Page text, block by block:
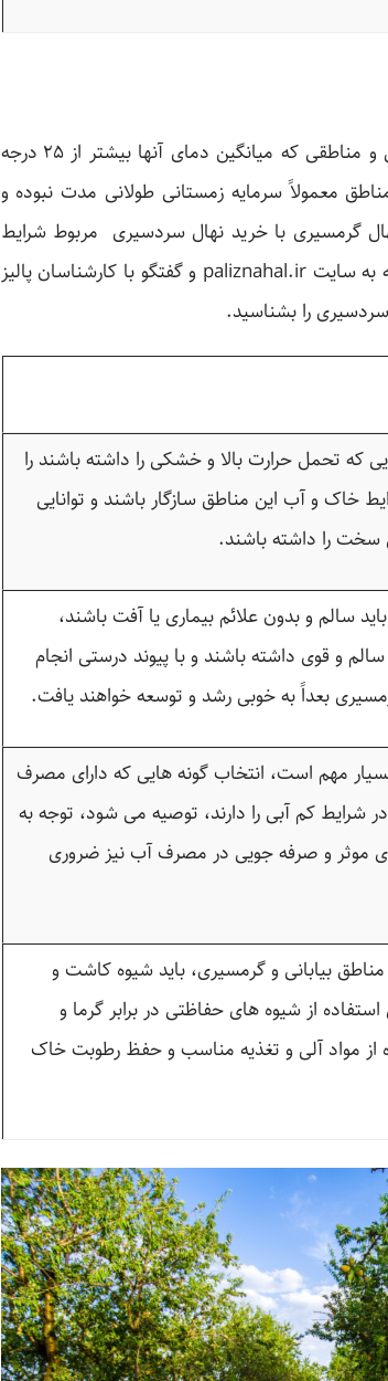
برای مناطق دشتی و مناطقی که میانگین دمای آنها بیشتر از ۲۵ درجه
معمولاً سرمایه زمستانی طولانی مدت نبوده و
گرمسیری با خرید نهال سردسیری مربوط شرایط
اکوسیستمی منطقه است؛ شما با مراجعه به سایت paliznahal.ir و گفتگو با کارشناسان پالیز
را بشناسید.
که تحمل حرارت بالا و خشکی را داشته باشند را
خاک و آب این مناطق سازگار باشند و توانایی
سخت را داشته باشند.
سالم و بدون علائم بیماری یا آفت باشند،
و قوی داشته باشند و با پیوند درستی انجام
بعداً به خوبی رشد و توسعه خواهند یافت.
مهم است، انتخاب گونه هایی که دارای مصرف
شرایط کم آبی را دارند، توصیه می شود، توجه به
موثر و صرفه جویی در مصرف آب نیز ضروری
بیابانی و گرمسیری، باید شیوه کاشت و
از شیوه های حفاظتی در برابر گرما و
از مواد آلی و تغذیه مناسب و حفظ رطوبت خاک